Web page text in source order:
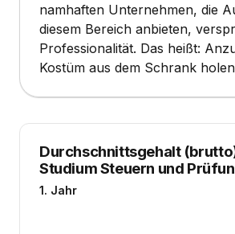
namhaften Unternehmen, die
diesem Bereich anbieten,
Professionalität. Das heißt:
Kostüm aus dem Schrank
Durchschnittsgehalt
Studium Steuern und
1. Jahr